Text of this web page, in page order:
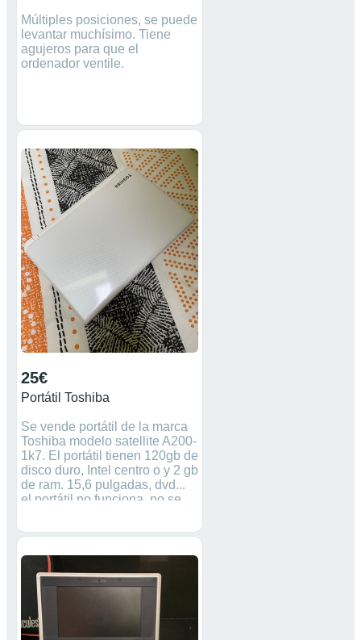
Múltiples posiciones, se puede
levantar muchísimo. Tiene
agujeros para que el
ordenador ventile.
25€
Portátil Toshiba
Se vende portátil de la marca
Toshiba modelo satellite A200-
1k7. El portátil tienen 120gb de
disco duro, Intel centro o y 2 gb
de ram. 15,6 pulgadas, dvd...
el portátil no funciona, no se
armario y cuando lo saque
arrancaba. Lo entregó con el
cargador original, en mano o
envío por toda España.